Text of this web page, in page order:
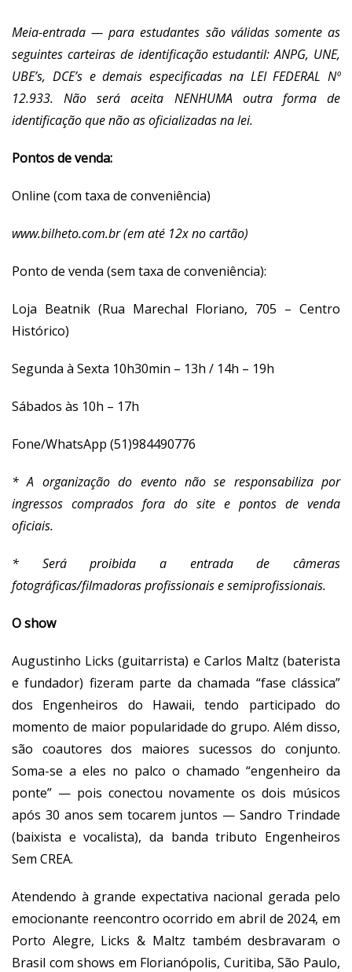
Meia-entrada — para estudantes são válidas somente as
seguintes carteiras de identificação estudantil: ANPG, UNE,
UBE’s, DCE’s e demais especificadas na LEIFEDERAL Nº
12.933. Não será aceita NENHUMA outra forma de
identificação que nãoas oficializadas na lei.
Pontos de venda:
Online (com taxa de conveniência)
www.bilheto.com.br (em até 12x no cartão)
Ponto de venda (sem taxa de conveniência):
Loja Beatnik (Rua Marechal Floriano, 705 – Centro
Histórico)
Segunda à Sexta 10h30min – 13h / 14h – 19h
Sábados às 10h – 17h
Fone/WhatsApp (51)984490776
* A organização do evento não se responsabiliza por
ingressos comprados fora do site e pontos de venda
oficiais.
* Será proibida a entrada de câmeras
fotográficas/filmadoras profissionais e semiprofissionais.
O show
Augustinho Licks (guitarrista) e Carlos Maltz (baterista
e fundador) fizeram parte da chamada “fase clássica”
dos Engenheiros do Hawaii, tendo participado do
momento de maior popularidade do grupo. Além disso,
são coautores dos maiores sucessos do conjunto.
Soma-se a eles no palco o chamado “engenheiro da
ponte” — pois conectou novamente os dois músicos
após 30 anos sem tocarem juntos — Sandro Trindade
(baixista e vocalista), da banda tributo Engenheiros
Sem CREA.
Atendendo à grande expectativa nacional gerada pelo
emocionante reencontro ocorrido em abril de 2024, em
Porto Alegre, Licks & Maltz também desbravaram o
Brasil com shows em Florianópolis, Curitiba, São Paulo,